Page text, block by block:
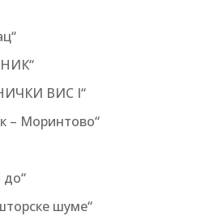
ВИС I“
– Моринтово“
шуме“